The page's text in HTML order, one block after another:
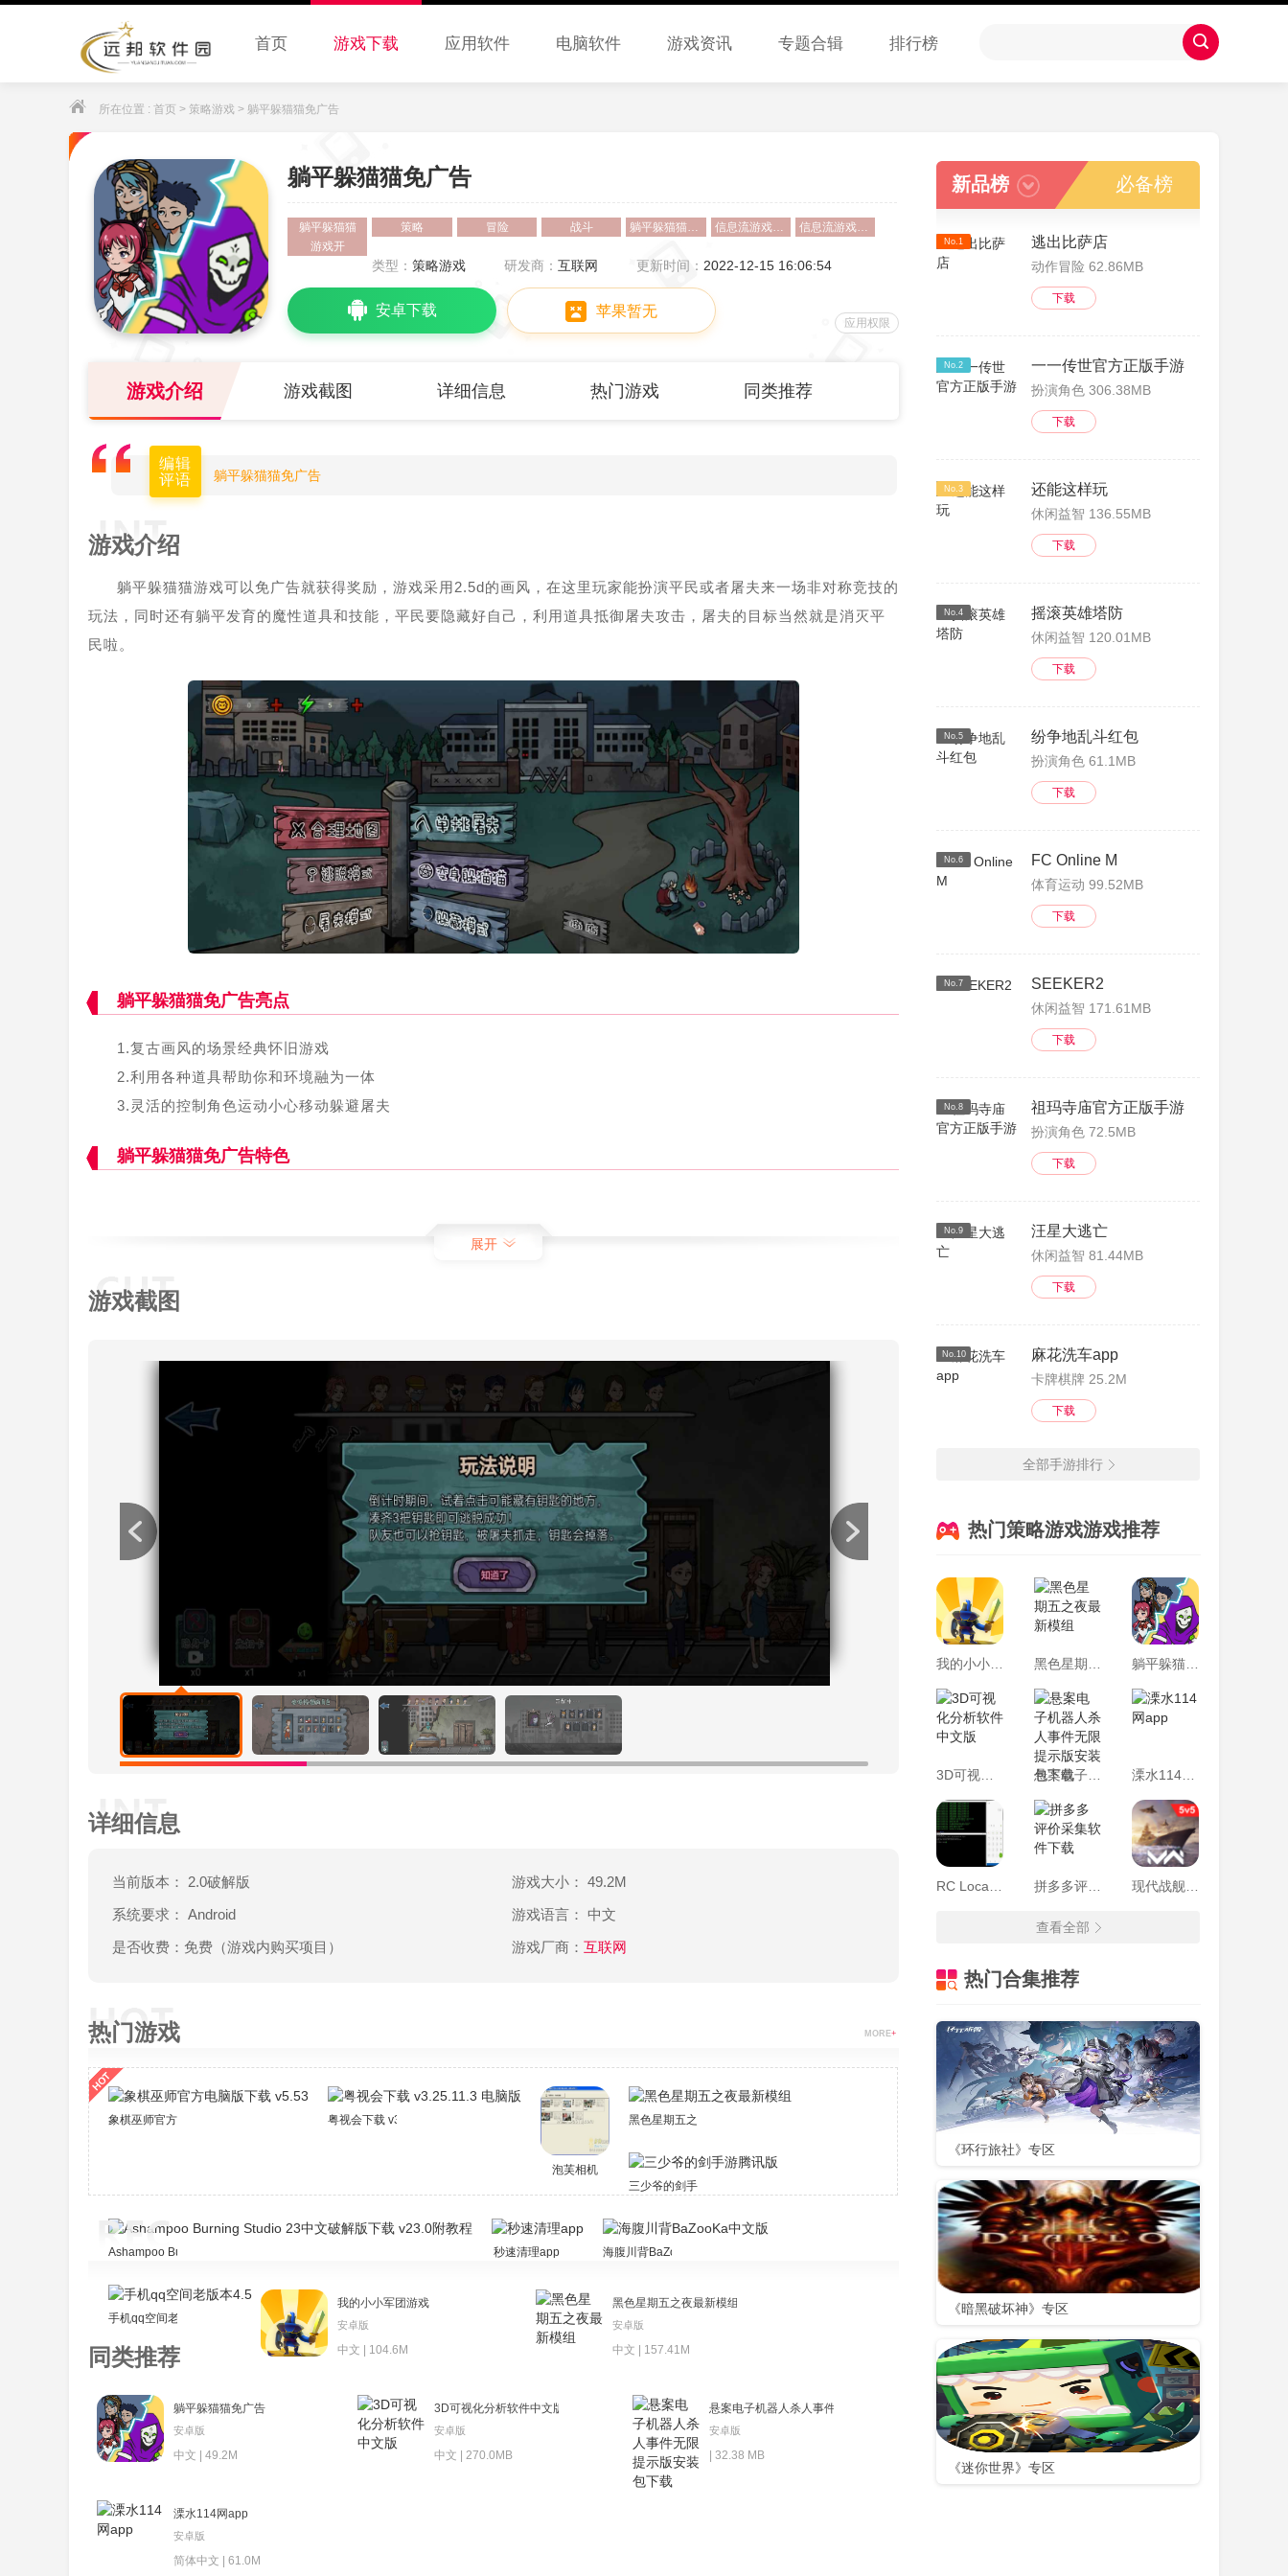
首页 游戏下载 应用软件 电脑软件 游戏资讯 专题合辑 排行榜
所在位置 : 首页 > 策略游戏 > 躺平躲猫猫免广告
躺平躲猫猫免广告
躺平躲猫猫 策略 冒险 战斗 躺平躲猫猫免广告下载 信息流游戏广告投放技巧(信息流游戏广告投放技巧和方法)
信息流游戏广告投放技巧(游戏信息流广告视频)
游戏开
类型：策略游戏 研发商：互联网 更新时间： 2022-12-15 16:06:54
安卓下载 苹果暂无
应用权限
游戏介绍 游戏截图 详细信息 热门游戏 同类推荐
编辑
评语
躺平躲猫猫免广告
游戏介绍
躺平躲猫猫游戏可以免广告就获得奖励，游戏采用2.5d的画风，在这里玩家能扮演平民或者屠夫来一场非对称竞技的
玩法，同时还有躺平发育的魔性道具和技能，平民要隐藏好自己，利用道具抵御屠夫攻击，屠夫的目标当然就是消灭平
民啦。
躺平躲猫猫免广告亮点
1.复古画风的场景经典怀旧游戏
2.利用各种道具帮助你和环境融为一体
3.灵活的控制角色运动小心移动躲避屠夫
躺平躲猫猫免广告特色
3.游戏提供躲藏者与猎杀者两种身份阵营供玩家尝试。
2.抢位卡：把队友踢出去暴露给屠夫。
3.先知卡：预先知道屠夫招哪个地方。
4.隐身卡：屠夫看不到你，跟着屠夫走，遛弯。
展开
游戏截图
详细信息
当前版本： 2.0破解版
游戏大小： 49.2M
系统要求： Android
游戏语言： 中文
是否收费：免费（游戏内购买项目）
游戏厂商： 互联网
热门游戏 MORE+
象棋巫师官方电脑版下载 v5.53 粤视会下载 v3.25.11.3 电脑版
泡芙相机
黑色星期五之夜最新模组
三少爷的剑手游腾讯版
Ashampoo Burning Studio 23中文破解版下载 v23.0附教程 秒速清理app 海腹川背BaZooKa中文版
手机qq空间老版本4.5
同类推荐
我的小小军团游戏
安卓版
中文 | 104.6M
黑色星期五之夜最新模组
安卓版
中文 | 157.41M
躺平躲猫猫免广告
安卓版
中文 | 49.2M
3D可视化分析软件中文版
安卓版
中文 | 270.0MB
悬案电子机器人杀人事件无限提示版安装包下载
安卓版
| 32.38 MB
溧水114网app
安卓版
简体中文 | 61.0M
新品榜 必备榜
No.1 逃出比萨店
动作冒险 62.86MB
下载
No.2 一一传世官方正版手游
扮演角色 306.38MB
下载
No.3 还能这样玩
休闲益智 136.55MB
下载
No.4 摇滚英雄塔防
休闲益智 120.01MB
下载
No.5 纷争地乱斗红包
扮演角色 61.1MB
下载
No.6 FC Online M
体育运动 99.52MB
下载
No.7 SEEKER2
休闲益智 171.61MB
下载
No.8 祖玛寺庙官方正版手游
扮演角色 72.5MB
下载
No.9 汪星大逃亡
休闲益智 81.44MB
下载
No.10 麻花洗车app
卡牌棋牌 25.2M
下载
全部手游排行
热门策略游戏游戏推荐
查看全部
热门合集推荐
《环行旅社》专区
《暗黑破坏神》专区
《迷你世界》专区